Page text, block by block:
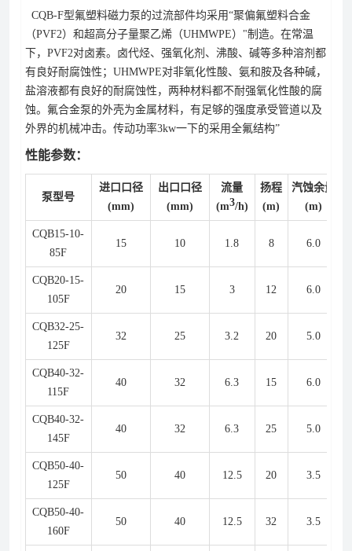
CQB-F型氟塑料磁力泵的过流部件均采用“聚偏氟塑料合金
（PVF2）和超高分子量聚乙烯（UHMWPE）"制造。在常温
下，PVF2对卤素。卤代烃、强氧化剂、沸酸、碱等多种溶剂都
有良好耐腐蚀性；UHMWPE对非氧化性酸、氨和胺及各种碱，
盐溶液都有良好的耐腐蚀性，两种材料都不耐强氧化性酸的腐
蚀。氟合金泵的外壳为金属材料，有足够的强度承受管道以及
外界的机械冲击。传动功率3kw一下的采用全氟结构”
性能参数：
泵型号
进口口径
(mm)
出口口径
(mm)
流量
(m3/h)
扬程
(m)
汽蚀余量
(m)
CQB15-10-
85F
15 10 1.8 8 6.0
CQB20-15-
105F
20 15 3 12 6.0
CQB32-25-
125F
32 25 3.2 20 5.0
CQB40-32-
115F
40 32 6.3 15 6.0
CQB40-32-
145F
40 32 6.3 25 5.0
CQB50-40-
125F
50 40 12.5 20 3.5
CQB50-40-
160F
50 40 12.5 32 3.5